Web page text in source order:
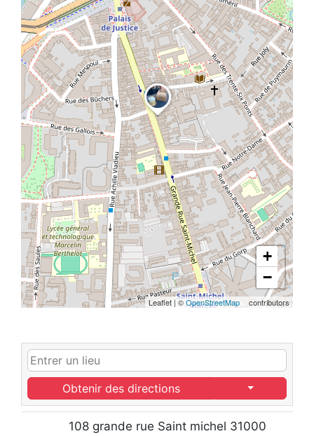
+
−
Leaflet |©OpenStreetMap contributors
Obtenir des directions
108 grande rue Saint michel 31000